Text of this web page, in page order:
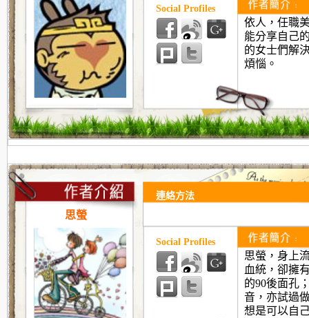
依人，任職
能分享自己
的女士們解
煩惱。
Social Profiles
思螢
思螢，身上
血統，卻擁
的90後面孔
音，亦試過
想是可以自
連絡方法
Social Profiles